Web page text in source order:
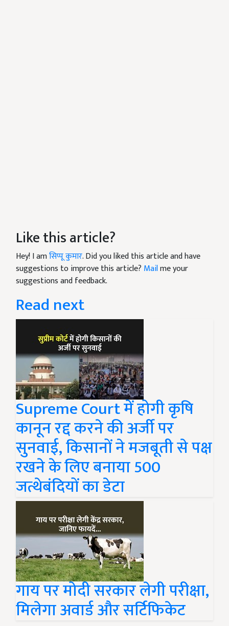
Like this article?
Hey! I amसिप्पू कुमार. Did you liked this article and have
suggestions to improve this article? Mailme your
suggestions and feedback.
Read next
Supreme Court में होगी कृषि
कानून रद्द करने की अर्जी पर
सुनवाई, किसानों ने मजबूती से पक्ष
रखने के लिए बनाया 500
जत्थेबंदियों का डेटा
गाय पर मोदी सरकार लेगी परीक्षा,
मिलेगा अवार्ड और सर्टिफिकेट